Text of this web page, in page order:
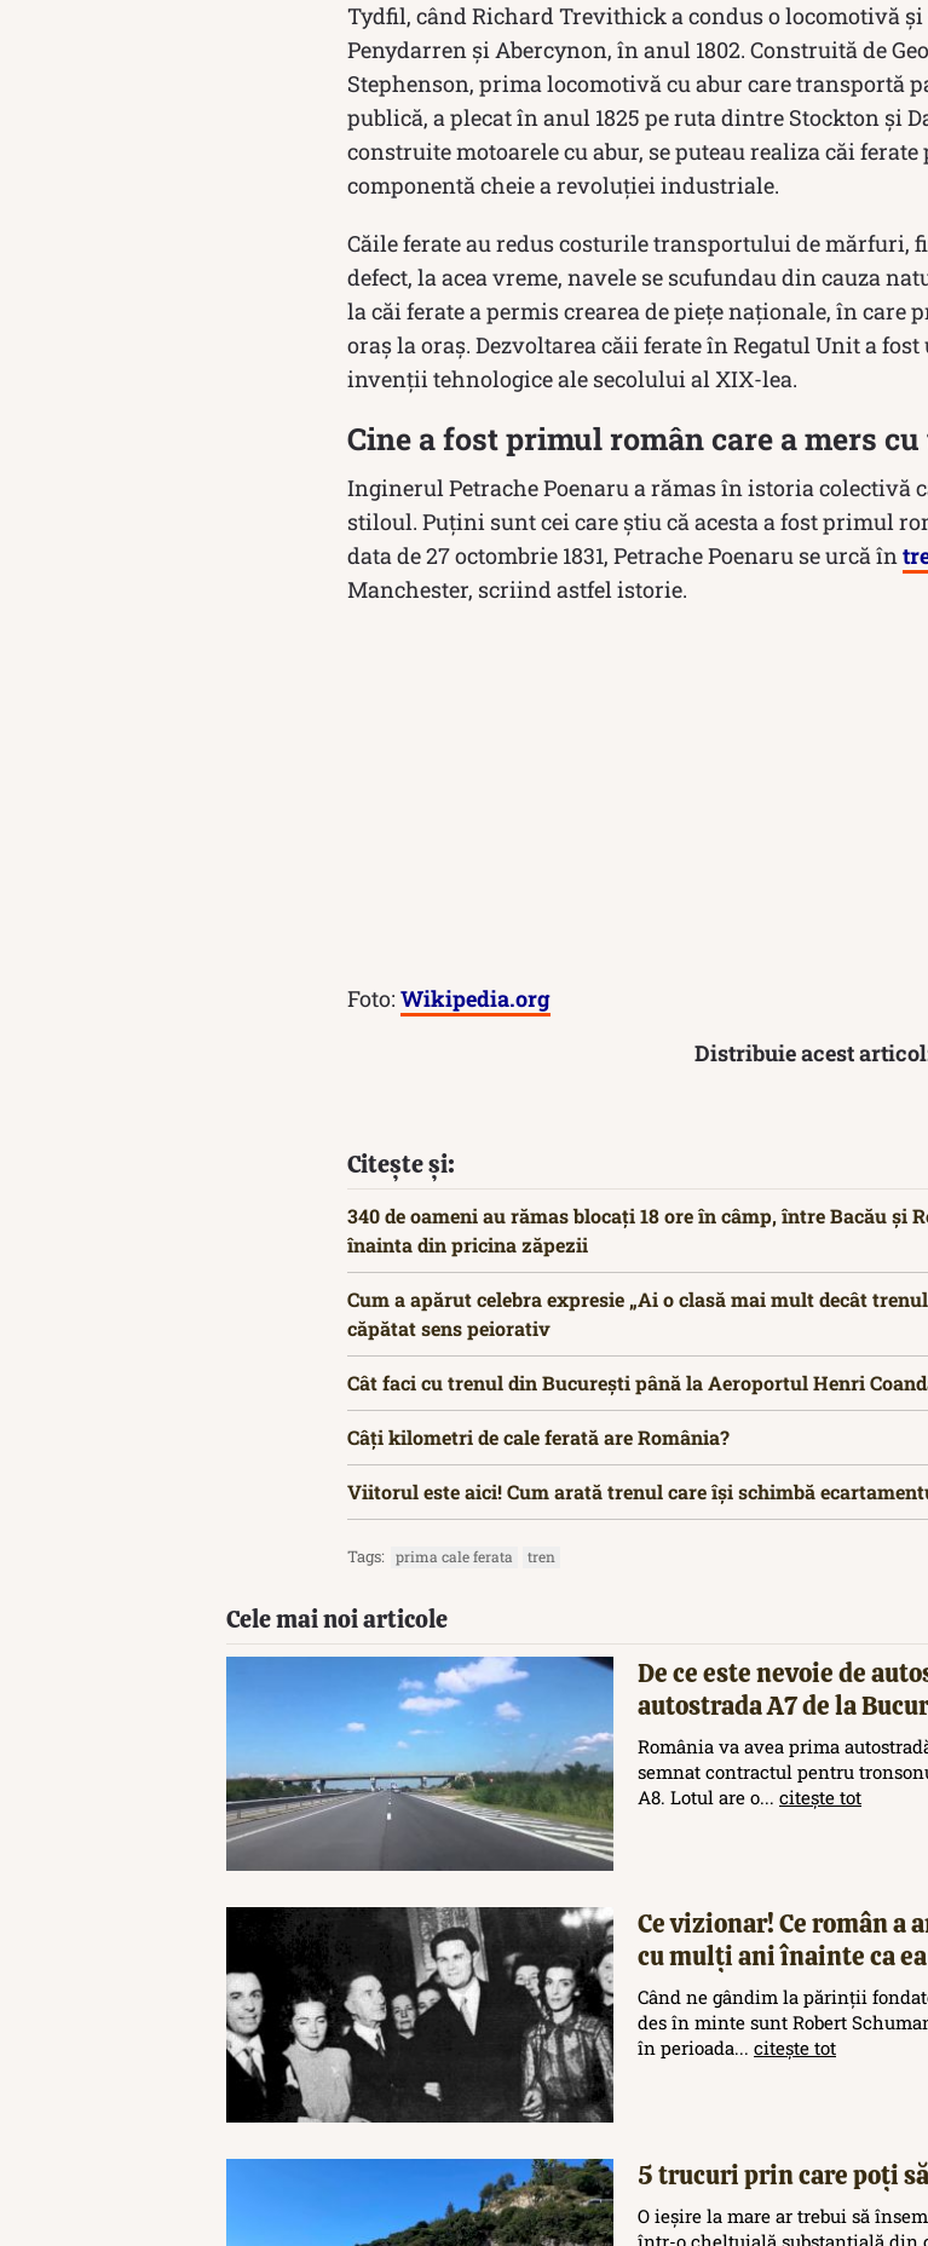
Tydfil, când Richard Trevithick a condus o locomotivă
Penydarren și Abercynon, în anul 1802. Construită de
Stephenson, prima locomotivă cu abur care transportă
publică, a plecat în anul 1825 pe ruta dintre Stockton și
construite motoarele cu abur, se puteau realiza căi
componentă cheie a revoluției industriale.
Căile ferate au redus costurile transportului de mărfuri,
defect, la acea vreme, navele se scufundau din cauza
la căi ferate a permis crearea de piețe naționale, în care
oraș la oraș. Dezvoltarea căii ferate în Regatul Unit a
invenții tehnologice ale secolului al XIX-lea.
Cine a fost primul român care a mers
Inginerul Petrache Poenaru a rămas în istoria colectivă
stiloul. Puțini sunt cei care știu că acesta a fost primul
data de 27 octombrie 1831, Petrache Poenaru se urcă în
Manchester, scriind astfel istorie.
Foto: Wikipedia.org
Distribuie acest
Citește și:
340 de oameni au rămas blocați 18 ore în câmp, între Bacău și
înainta din pricina zăpezii
Cum a apărut celebra expresie „Ai o clasă mai mult decât
căpătat sens peiorativ
Cât faci cu trenul din București până la Aeroportul Henri
Câți kilometri de cale ferată are România?
Viitorul este aici! Cum arată trenul care își schimbă
Tags: prima cale ferata tren
Cele mai noi articole
De ce este nevoie de
autostrada A7 de la
România va avea prima
semnat contractul pentru
A8. Lotul are o... citește tot
Ce vizionar! Ce român
cu mulți ani înainte ca
Când ne gândim la părinții
des în minte sunt Robert
în perioada... citește tot
5 trucuri prin care poți
O ieșire la mare ar trebui să
într-o cheltuială substanțială din